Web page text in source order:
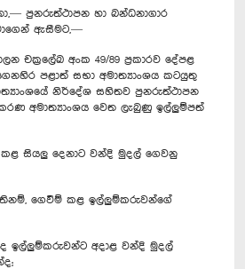
පුනරුත්ථාපන හා බන්ධනාගාර
ඇසීමට,—
අංක 49/89 ප්‍රකාරව දේපළ
පළාත් සභා අමාත්‍යාංශය කටයුතු
නිර්දේශ සහිතව පුනරුත්ථාපන
අමාත්‍යාංශය වෙත ලැබුණු ඉල්ලුම්පත්
සියලු දෙනාට වන්දි මුදල් ගෙවනු
ගෙවීම් කළ ඉල්ලුම්කරුවන්ගේ
ඉල්ලුම්කරුවන්ට අදාළ වන්දි මුදල්